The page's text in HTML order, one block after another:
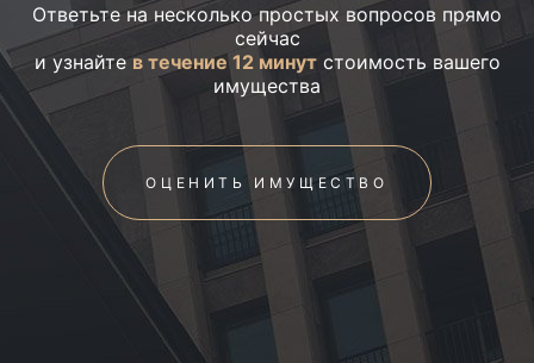
Ответьте на несколько простых вопросов прямо
сейчас
и узнайтев течение 12 минутстоимость вашего
имущества
ОЦЕНИТЬ ИМУЩЕСТВО